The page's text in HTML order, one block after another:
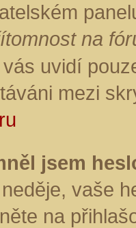
na
uvidí
mezi
jsem
vaše
na